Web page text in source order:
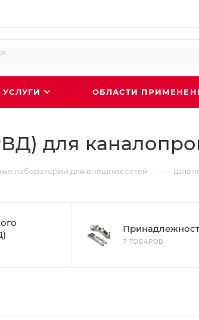
УСЛУГИ ОБЛАСТИ
для
лаборатории для внешних сетей —
7 ТОВАРОВ